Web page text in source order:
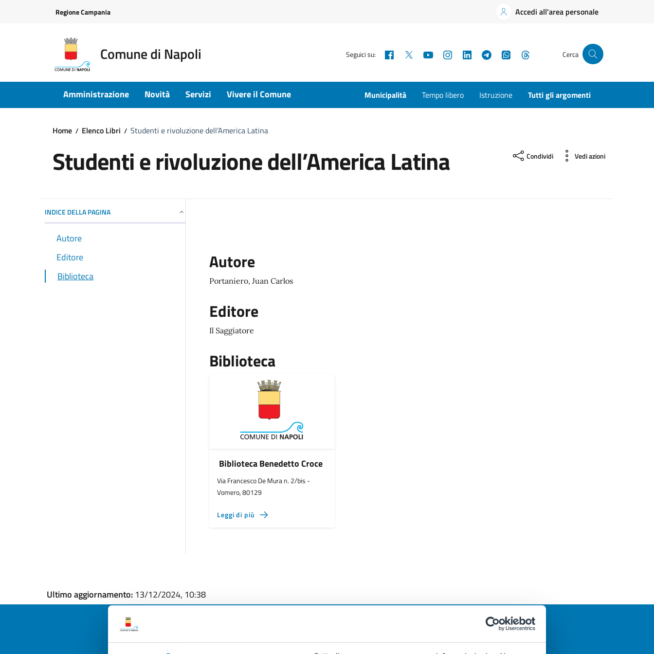
Regione Campania Accedi all'area personale
Comune di Napoli Seguici su: Facebook YouTubeInstagramLinkedInTelegramWhatsApp Cerca
Amministrazione Novità Servizi Vivere il Comune Municipalità Tempo libero Istruzione Tutti gli argomenti
Home Elenco Libri Studenti e rivoluzione dell’America Latina
Studenti e rivoluzione dell’America Latina Condividi Vedi azioni
INDICE DELLA PAGINA
Autore
Editore
Biblioteca
Autore
Portaniero, Juan Carlos
Editore
Il Saggiatore
Biblioteca
Biblioteca Benedetto Croce
Via Francesco De Mura n. 2/bis -
Vomero, 80129
Leggi di più
Ultimo aggiornamento: 13/12/2024, 10:38